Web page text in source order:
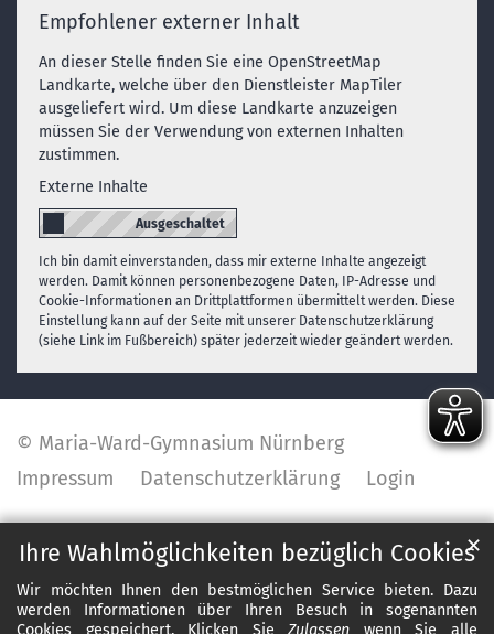
Ihre Wahlmöglichkeiten bezüglich Cookies
Wir möchten Ihnen den bestmöglichen Service bieten. Dazu
werden Informationen über Ihren Besuch in sogenannten
✕
Empfohlener externer Inhalt
An dieser Stelle finden Sie eine OpenStreetMap
Landkarte, welche über den Dienstleister MapTiler
ausgeliefert wird. Um diese Landkarte anzuzeigen
müssen Sie der Verwendung von externen Inhalten
zustimmen.
Externe Inhalte
Ich bin damit einverstanden, dass mir externe Inhalte angezeigt
werden. Damit können personenbezogene Daten, IP-Adresse und
Cookie-Informationen an Drittplattformen übermittelt werden. Diese
Einstellung kann auf der Seite mit unserer Datenschutzerklärung
(siehe Link im Fußbereich) später jederzeit wieder geändert werden.
© Maria-Ward-Gymnasium Nürnberg
Impressum
Datenschutzerklärung Login